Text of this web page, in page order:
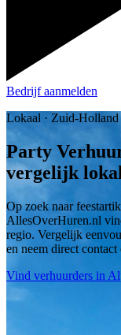
Bedrijf aanmelden
Lokaal · Zuid-Holland
Party
vergelijk
Op zoek naar
AllesOverHuren.nl
regio. Vergelijk
en neem direct
Vind verhuurders in